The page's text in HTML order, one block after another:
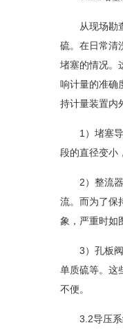
从现场勘查
硫。在日常清
堵塞的情况。
响计量的准确
持计量装置内
1）堵塞导
段的直径变小
2）整流器
流。而为了保
象，严重时如
3）孔板阀
单质硫等。这
不便。
3.2导压系